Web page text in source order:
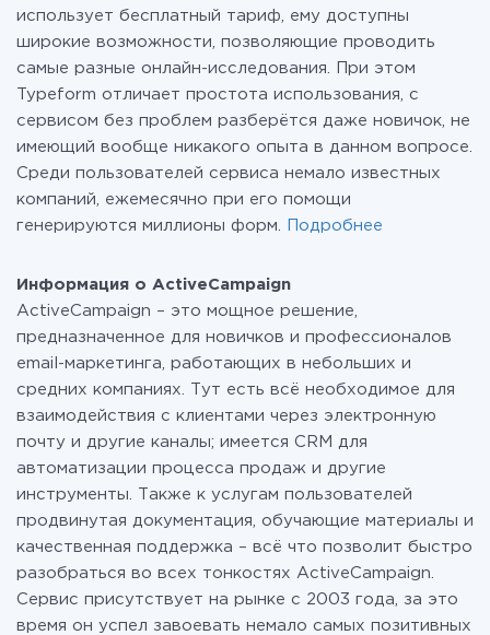
использует бесплатный тариф, ему доступны
широкие возможности, позволяющие проводить
самые разные онлайн-исследования. При этом
Typeform отличает простота использования, с
сервисом без проблем разберётся даже новичок, не
имеющий вообще никакого опыта в данном вопросе.
Среди пользователей сервиса немало известных
компаний, ежемесячно при его помощи
генерируются миллионы форм.
Подробнее
Информация о ActiveCampaign
ActiveCampaign – это мощное решение,
предназначенное для новичков и профессионалов
email-маркетинга, работающих в небольших и
средних компаниях. Тут есть всё необходимое для
взаимодействия с клиентами через электронную
почту и другие каналы; имеется CRM для
автоматизации процесса продаж и другие
инструменты. Также к услугам пользователей
продвинутая документация, обучающие материалы и
качественная поддержка – всё что позволит быстро
разобраться во всех тонкостях ActiveCampaign.
Сервис присутствует на рынке с 2003 года, за это
время он успел завоевать немало самых позитивных